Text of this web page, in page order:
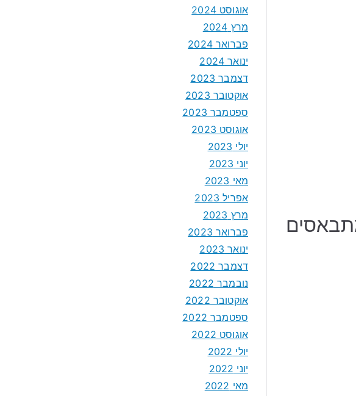
אוגוסט 2024
מרץ 2024
פברואר 2024
ינואר 2024
דצמבר 2023
אוקטובר 2023
ספטמבר 2023
אוגוסט 2023
יולי 2023
יוני 2023
מאי 2023
אפריל 2023
מרץ 2023
פברואר 2023
ינואר 2023
דצמבר 2022
נובמבר 2022
אוקטובר 2022
ספטמבר 2022
אוגוסט 2022
יולי 2022
יוני 2022
מאי 2022